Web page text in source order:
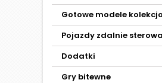
Gotowe modele
Pojazdy zdalnie
Dodatki
Gry bitewne